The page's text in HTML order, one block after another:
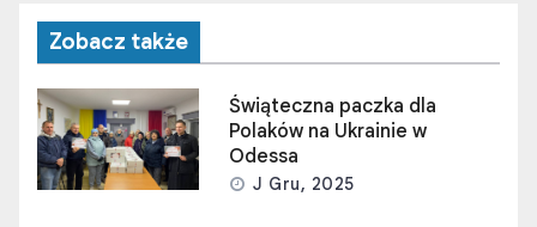
Zobacz także
Świąteczna paczka dla
Polaków na Ukrainie w
Odessa
J Gru, 2025